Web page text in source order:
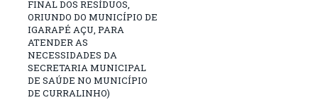
FINAL DOS RESÍDUOS,
ORIUNDO DO MUNICÍPIO DE
IGARAPÉ AÇU, PARA
ATENDER AS
NECESSIDADES DA
SECRETARIA MUNICIPAL
DE SAÚDE NO MUNICÍPIO
DE CURRALINHO)